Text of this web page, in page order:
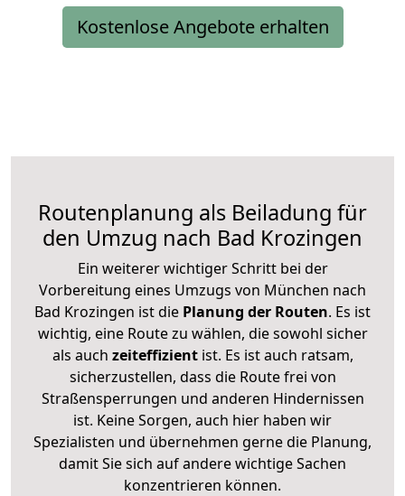
Kostenlose Angebote erhalten
Routenplanung als Beiladung für
den Umzug nach Bad Krozingen
Ein weiterer wichtiger Schritt bei der
Vorbereitung eines Umzugs von München nach
Bad Krozingen ist die Planung der Routen. Es ist
wichtig, eine Route zu wählen, die sowohl sicher
als auch zeiteffizientist. Es ist auch ratsam,
sicherzustellen, dass die Route frei von
Straßensperrungen und anderen Hindernissen
ist. Keine Sorgen, auch hier haben wir
Spezialisten und übernehmen gerne die Planung,
damit Sie sich auf andere wichtige Sachen
konzentrieren können.